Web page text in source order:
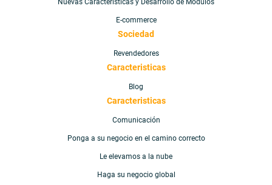
Nuevas Características y Desarrollo de Módulos
E-commerce
Sociedad
Revendedores
Caracteristicas
Blog
Caracteristicas
Comunicación
Ponga a su negocio en el camino correcto
Le elevamos a la nube
Haga su negocio global